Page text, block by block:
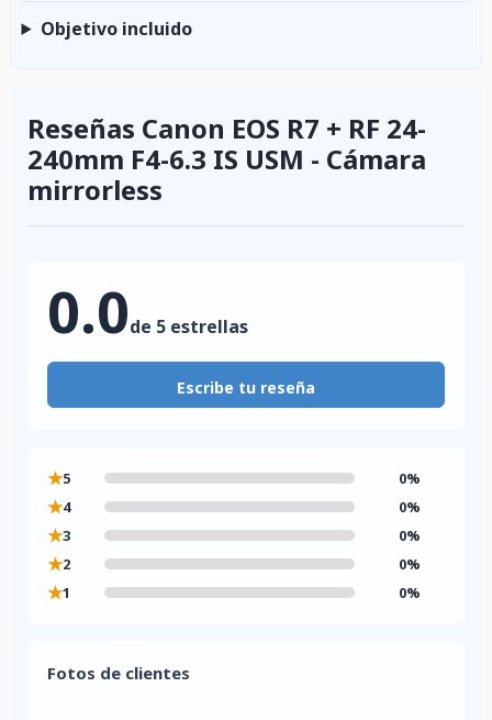
Objetivo incluido
Reseñas Canon EOS R7 + RF 24-
240mm F4-6.3 IS USM - Cámara
mirrorless
0.0de 5 estrellas
Escribe tu reseña
★5 0%
★4 0%
★3 0%
★2 0%
★1 0%
Fotos de clientes